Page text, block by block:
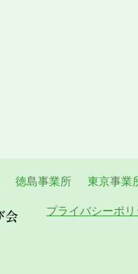
徳島事業所 東京事業
プライバシーポ